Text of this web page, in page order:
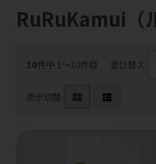
RuRuKamui（
10件中 1〜10件目 並び替え
表示切替